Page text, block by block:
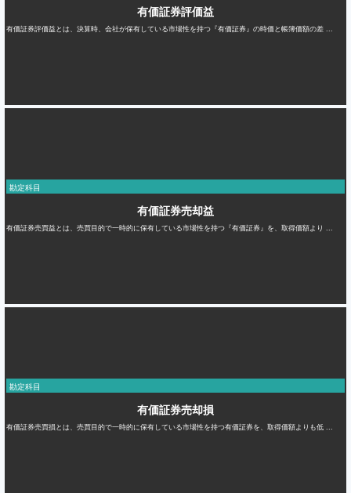
有価証券評価益
有価証券評価益とは、決算時、会社が保有している市場性を持つ『有価証券』の時価と帳簿価額の差 ...
勘定科目
有価証券売却益
有価証券売買益とは、売買目的で一時的に保有している市場性を持つ『有価証券』を、取得価額より ...
勘定科目
有価証券売却損
有価証券売買損とは、売買目的で一時的に保有している市場性を持つ有価証券を、取得価額よりも低 ...